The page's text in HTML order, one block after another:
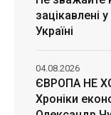
зацікавлені
Україні
ЄВРОПА НЕ
Хроніки
04.08.2026